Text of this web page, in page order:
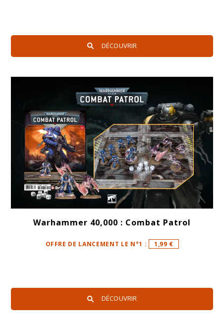
DÉCOUVRIR
Warhammer 40,000 : Combat Patrol
OFFRE DE LANCEMENT LE N°1 : 1,99 €
DÉCOUVRIR